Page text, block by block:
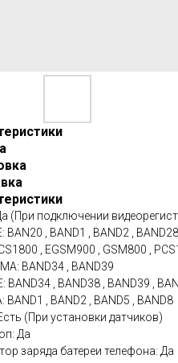
(При подключении
BAN20 , BAND1 , BAND2 ,
, EGSM900 , GSM800 ,
BAND34 , BAND39
BAND34 , BAND38 , BAND39 ,
BAND1 , BAND2 , BAND5 , BAND8
(При установки датчиков)
Да
заряда батереи телефона: Да